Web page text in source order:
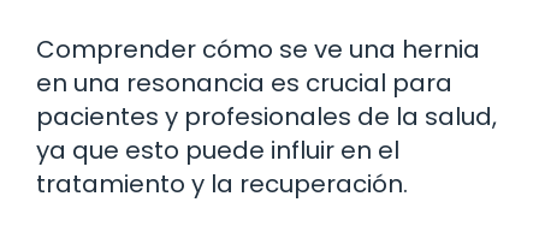
Comprender cómo se ve una hernia
en una resonancia es crucial para
pacientes y profesionales de la salud,
ya que esto puede influir en el
tratamiento y la recuperación.